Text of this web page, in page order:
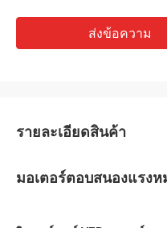
ส่งข้อความ
รายละเอียดสินค้า
มอเตอร์ตอบสนองแรง